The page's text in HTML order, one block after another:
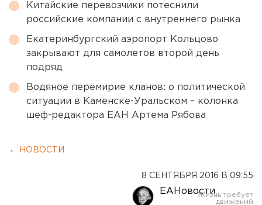
Китайские перевозчики потеснили
российские компании с внутреннего рынка
Екатеринбургский аэропорт Кольцово
закрывают для самолетов второй день
подряд
Водяное перемирие кланов: о политической
ситуации в Каменске-Уральском – колонка
шеф-редактора ЕАН Артема Рябова
← НОВОСТИ
8 СЕНТЯБРЯ 2016 В 09:55
ЕАНовости